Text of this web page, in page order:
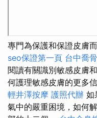
專門為保護和保證皮膚
seo保證第一頁 台中喬骨
閱讀有關識別敏感皮膚
何護理敏感皮膚的更多
輕井澤按摩 護照代辦 如
氣中的嚴重困境，如何